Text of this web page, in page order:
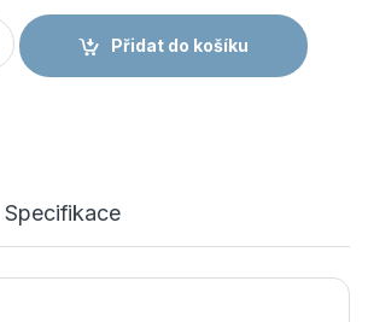
O2 High - pracovní kotníková obuv
Přidat do košíku
Specifikace